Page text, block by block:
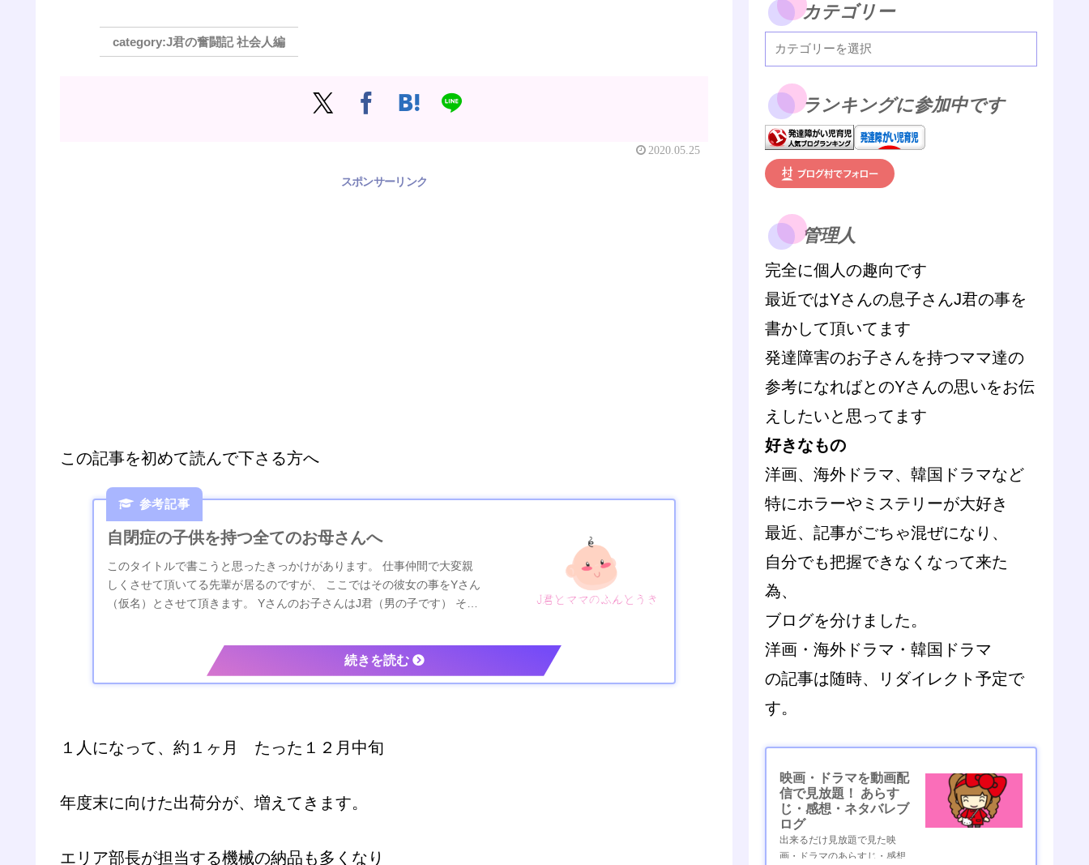
J君の奮闘記 社会人編
2020.05.25
スポンサーリンク
この記事を初めて読んで下さる方へ
自閉症の子供を持つ全てのお母さんへ
このタイトルで書こうと思ったきっかけがあります。 仕事仲間で大変親
しくさせて頂いてる先輩が居るのですが、 ここではその彼女の事をYさん
（仮名）とさせて頂きます。 Yさんのお子さんはJ君（男の子です） その
１人になって、約１ヶ月 たった１２月中旬
年度末に向けた出荷分が、増えてきます。
エリア部長が担当する機械の納品も多くなり
カテゴリー
ランキングに参加中です
管理人
完全に個人の趣向です
最近ではYさんの息子さんJ君の事を
書かして頂いてます
発達障害のお子さんを持つママ達の
参考になればとのYさんの思いをお伝
えしたいと思ってます
好きなもの
洋画、海外ドラマ、韓国ドラマなど
特にホラーやミステリーが大好き
最近、記事がごちゃ混ぜになり、
自分でも把握できなくなって来た
為、
ブログを分けました。
洋画・海外ドラマ・韓国ドラマ
の記事は随時、リダイレクト予定で
す。
映画・ドラマを動画配
信で見放題！ あらす
じ・感想・ネタバレブ
ログ
出来るだけ見放題で見た映
画・ドラマのあらすじ・感想